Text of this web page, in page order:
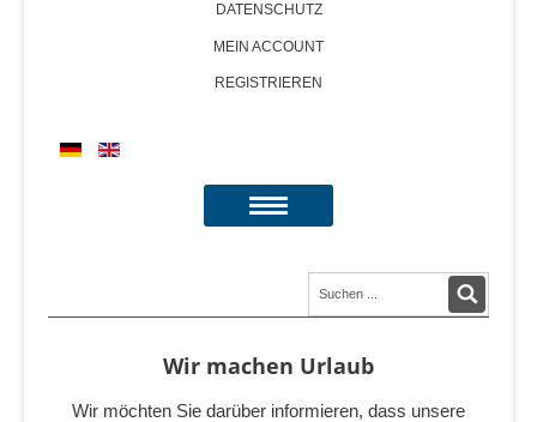
DATENSCHUTZ
MEIN ACCOUNT
REGISTRIEREN
Wir machen Urlaub
Wir möchten Sie darüber informieren, dass unsere